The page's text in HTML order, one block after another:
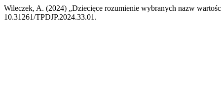
Wileczek, A. (2024) „Dziecięce rozumienie wybranych nazw
10.31261/TPDJP.2024.33.01.